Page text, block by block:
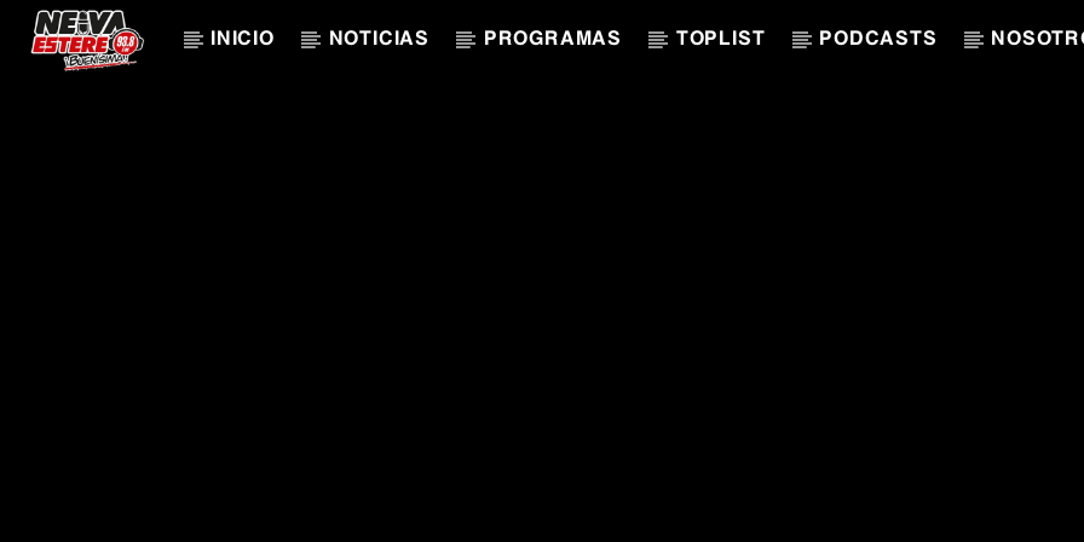
INICIO NOTICIAS PROGRAMAS TOPLIST PODCASTS